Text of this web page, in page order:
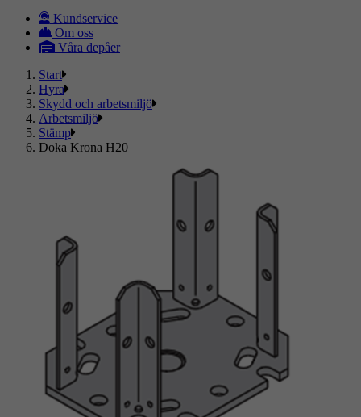
Kundservice
Om oss
Våra depåer
Start
Hyra
Skydd och arbetsmiljö
Arbetsmiljö
Stämp
Doka Krona H20